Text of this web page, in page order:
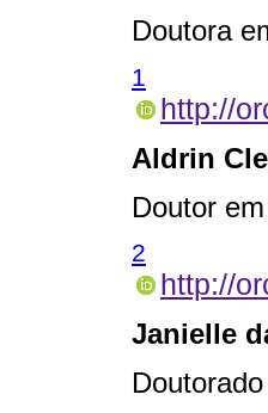
Doutora
1
http://
Aldrin
Doutor
2
http://
Janielle